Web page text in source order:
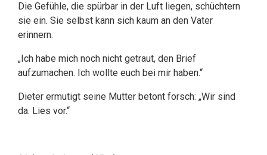
Die Gefühle, die spürbar in der Luft liegen, schüchtern
sie ein. Sie selbst kann sich kaum an den Vater
erinnern.
„Ich habe mich noch nicht getraut, den Brief
aufzumachen. Ich wollte euch bei mir haben.“
Dieter ermutigt seine Mutter betont forsch: „Wir sind
da. Lies vor.“